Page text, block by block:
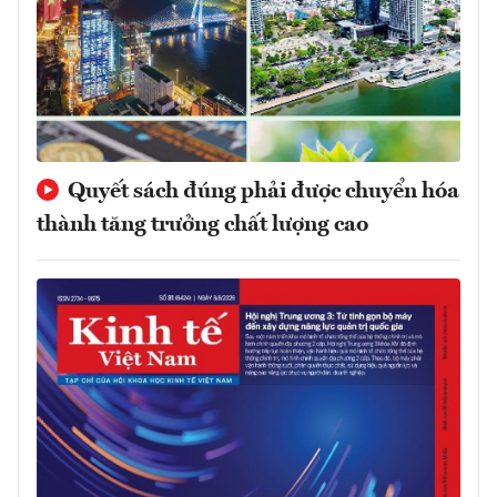
Quyết sách đúng phải được chuyển hóa
thành tăng trưởng chất lượng cao